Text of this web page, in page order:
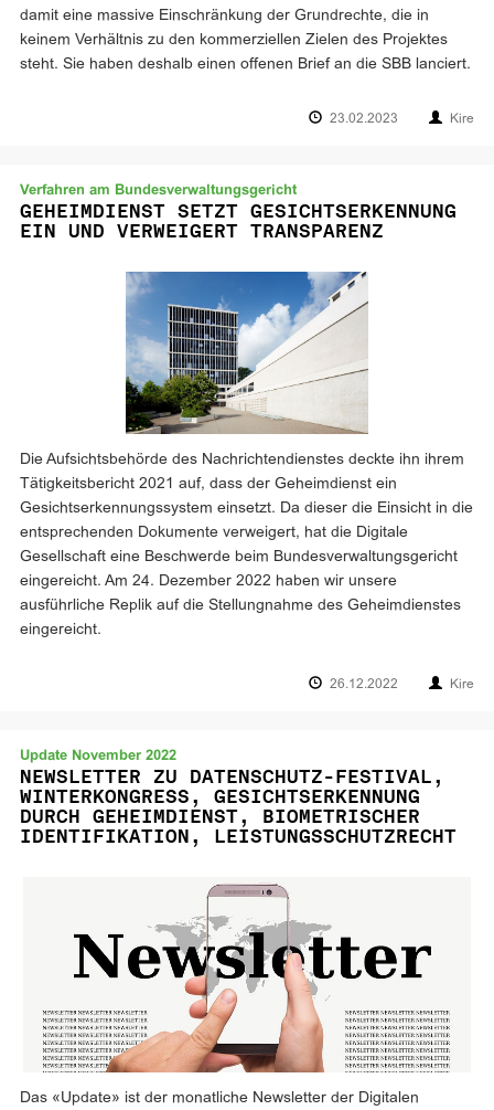
damit eine massive Einschränkung der Grundrechte, die in
keinem Verhältnis zu den kommerziellen Zielen des Projektes
steht. Sie haben deshalb einen offenen Brief an die SBB lanciert.
23.02.2023 Kire
Verfahren am Bundesverwaltungsgericht
GEHEIMDIENST SETZT GESICHTSERKENNUNG
EIN UND VERWEIGERT TRANSPARENZ
Die Aufsichtsbehörde des Nachrichtendienstes deckte ihn ihrem
Tätigkeitsbericht 2021 auf, dass der Geheimdienst ein
Gesichtserkennungs­system einsetzt. Da dieser die Einsicht in die
entsprechenden Dokumente verweigert, hat die Digitale
Gesellschaft eine Beschwerde beim Bundesverwaltungsgericht
eingereicht. Am 24. Dezember 2022 haben wir unsere
ausführliche Replik auf die Stellungnahme des Geheimdienstes
eingereicht.
26.12.2022 Kire
Update November 2022
NEWSLETTER ZU DATENSCHUTZ-FESTIVAL,
WINTERKONGRESS, GESICHTSERKENNUNG
DURCH GEHEIMDIENST, BIOMETRISCHER
IDENTIFIKATION, LEISTUNGSSCHUTZRECHT
Das «Update» ist der monatliche Newsletter der Digitalen